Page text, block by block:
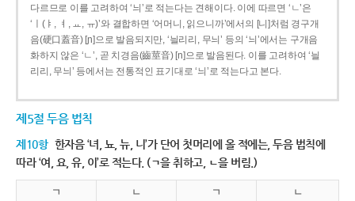
다르므로 이를 고려하여 ‘늬’로 적는다는 견해이다. 이에 따르면 ‘ㄴ’은
‘ㅣ(ㅑ, ㅕ, ㅛ, ㅠ)’와 결합하면 ‘어머니, 읽으니까’에서의 [니]처럼 경구개
음(硬口蓋音) [ɲ]으로 발음되지만, ‘늴리리, 무늬’ 등의 ‘늬’에서는 구개음
화하지 않은 ‘ㄴ’, 곧 치경음(齒莖音) [n]으로 발음된다. 이를 고려하여 ‘늴
리리, 무늬’ 등에서는 전통적인 표기대로 ‘늬’로 적는다고 본다.
제5절 두음 법칙
제10항 한자음 ‘녀, 뇨, 뉴, 니’가 단어 첫머리에 올 적에는, 두음 법칙에
따라 ‘여, 요, 유, 이’로 적는다. (ㄱ을 취하고, ㄴ을 버림.)
ㄱ ㄴ ㄱ ㄴ